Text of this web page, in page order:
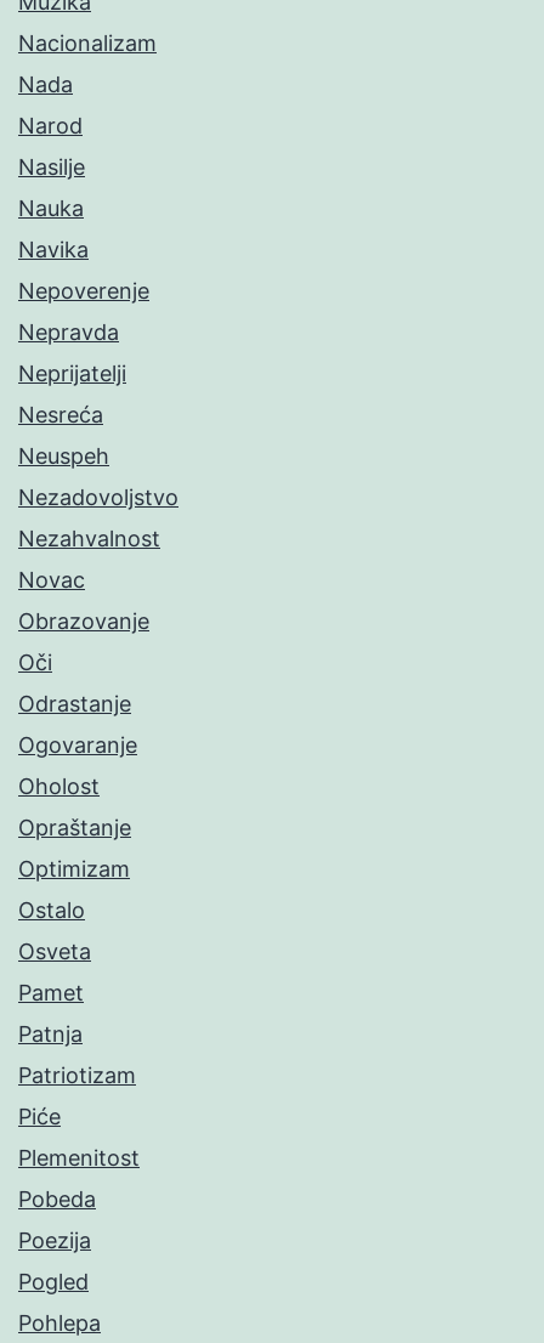
Nacionalizam
Nada
Narod
Nasilje
Nauka
Navika
Nepoverenje
Nepravda
Neprijatelji
Nesreća
Neuspeh
Nezadovoljstvo
Nezahvalnost
Novac
Obrazovanje
Oči
Odrastanje
Ogovaranje
Oholost
Opraštanje
Optimizam
Ostalo
Osveta
Pamet
Patnja
Patriotizam
Piće
Plemenitost
Pobeda
Poezija
Pogled
Pohlepa